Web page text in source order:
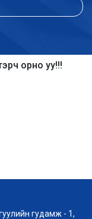
орно уу!!!
гудамж - 1,